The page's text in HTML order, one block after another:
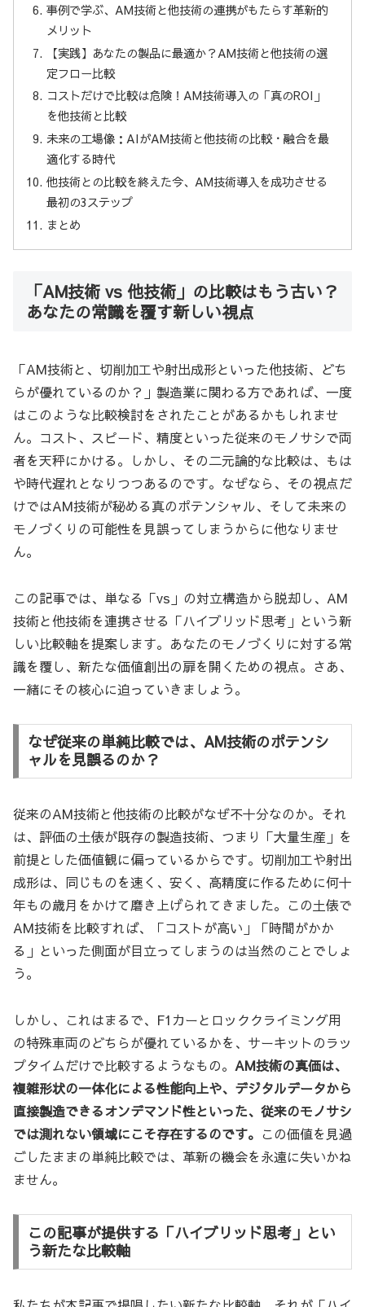
事例で学ぶ、AM技術と他技術の連携がもたらす革新的
メリット
【実践】あなたの製品に最適か？AM技術と他技術の選
定フロー比較
コストだけで比較は危険！AM技術導入の「真のROI」
を他技術と比較
未来の工場像：AIがAM技術と他技術の比較・融合を最
適化する時代
他技術との比較を終えた今、AM技術導入を成功させる
最初の3ステップ
まとめ
「AM技術 vs 他技術」の比較はもう古い？
あなたの常識を覆す新しい視点
「AM技術と、切削加工や射出成形といった他技術、どち
らが優れているのか？」製造業に関わる方であれば、一度
はこのような比較検討をされたことがあるかもしれませ
ん。コスト、スピード、精度といった従来のモノサシで両
者を天秤にかける。しかし、その二元論的な比較は、もは
や時代遅れとなりつつあるのです。なぜなら、その視点だ
けではAM技術が秘める真のポテンシャル、そして未来の
モノづくりの可能性を見誤ってしまうからに他なりませ
ん。
この記事では、単なる「vs」の対立構造から脱却し、AM
技術と他技術を連携させる「ハイブリッド思考」という新
しい比較軸を提案します。あなたのモノづくりに対する常
識を覆し、新たな価値創出の扉を開くための視点。さあ、
一緒にその核心に迫っていきましょう。
なぜ従来の単純比較では、AM技術のポテンシ
ャルを見誤るのか？
従来のAM技術と他技術の比較がなぜ不十分なのか。それ
は、評価の土俵が既存の製造技術、つまり「大量生産」を
前提とした価値観に偏っているからです。切削加工や射出
成形は、同じものを速く、安く、高精度に作るために何十
年もの歳月をかけて磨き上げられてきました。この土俵で
AM技術を比較すれば、「コストが高い」「時間がかか
る」といった側面が目立ってしまうのは当然のことでしょ
う。
しかし、これはまるで、F1カーとロッククライミング用
の特殊車両のどちらが優れているかを、サーキットのラッ
プタイムだけで比較するようなもの。 AM技術の真価は、
複雑形状の一体化による性能向上や、デジタルデータから
直接製造できるオンデマンド性といった、従来のモノサシ
では測れない領域にこそ存在するのです。 この価値を見過
ごしたままの単純比較では、革新の機会を永遠に失いかね
ません。
この記事が提供する「ハイブリッド思考」とい
う新たな比較軸